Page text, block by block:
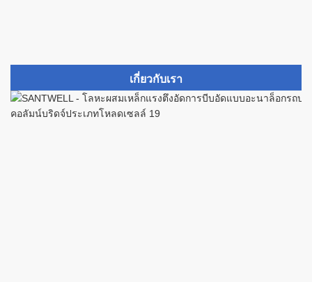
เกี่ยวกับเรา